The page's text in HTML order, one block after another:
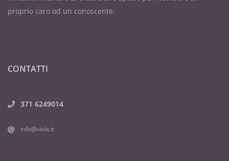
proprio caro od un conoscente.
CONTATTI
371 6249014
info@vivix.it